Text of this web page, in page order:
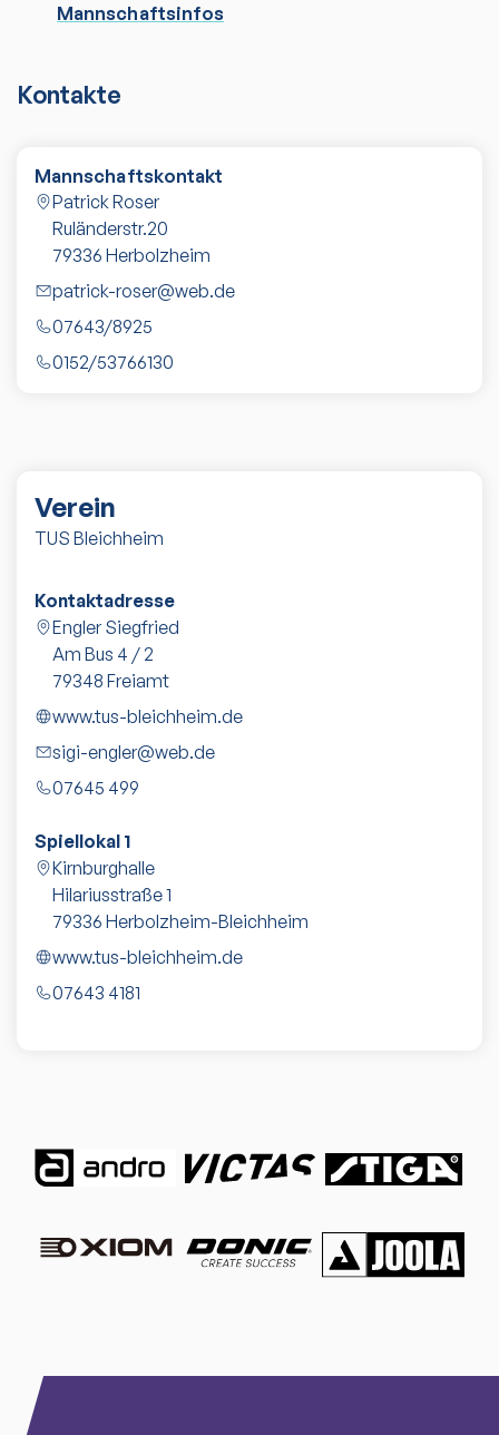
Mannschaftsinfos
Kontakte
Mannschaftskontakt
Patrick Roser
Ruländerstr.20
79336 Herbolzheim
patrick-roser@web.de
07643/8925
0152/53766130
Verein
TUS Bleichheim
Kontaktadresse
Engler Siegfried
Am Bus 4 / 2
79348 Freiamt
www.tus-bleichheim.de
sigi-engler@web.de
07645 499
Spiellokal 1
Kirnburghalle
Hilariusstraße 1
79336 Herbolzheim-Bleichheim
www.tus-bleichheim.de
07643 4181